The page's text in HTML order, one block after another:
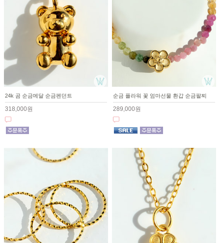
24k 곰 순금메달 순금펜던트
318,000원
순금 플라워 꽃 엄마선물 환갑 순금팔찌
289,000원